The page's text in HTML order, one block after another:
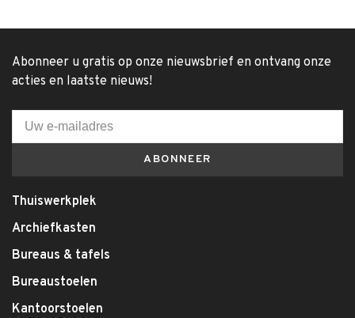
Abonneer u gratis op onze nieuwsbrief en ontvang onze
acties en laatste nieuws!
ABONNEER
Thuiswerkplek
Archiefkasten
Bureaus & tafels
Bureaustoelen
Kantoorstoelen